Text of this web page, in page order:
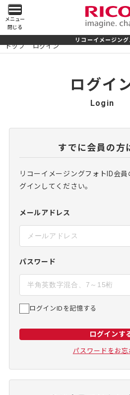
メ
イ
ン
を
開
メニュー
閉じる
リコーイメージング
トップ ログイン
ログイ
Login
すでに会員の方
リコーイメージングフォトID会
グインしてください。
メールアドレス
パスワード
ログインIDを記憶する
ログインす
パスワードをお忘